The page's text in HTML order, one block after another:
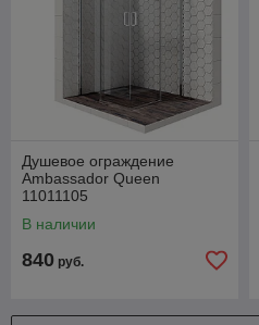
Душевое ограждение
Ambassador Queen
11011105
В наличии
840 руб.